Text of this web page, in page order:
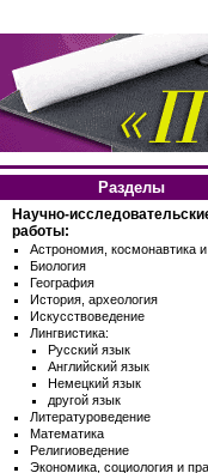
Разделы
Научно-
работы:
Астрономия, космонавтика
Биология
География
История, археология
Искусствоведение
Лингвистика:
Русский язык
Английский язык
Немецкий язык
другой язык
Литературоведение
Математика
Религиоведение
Экономика, социология и